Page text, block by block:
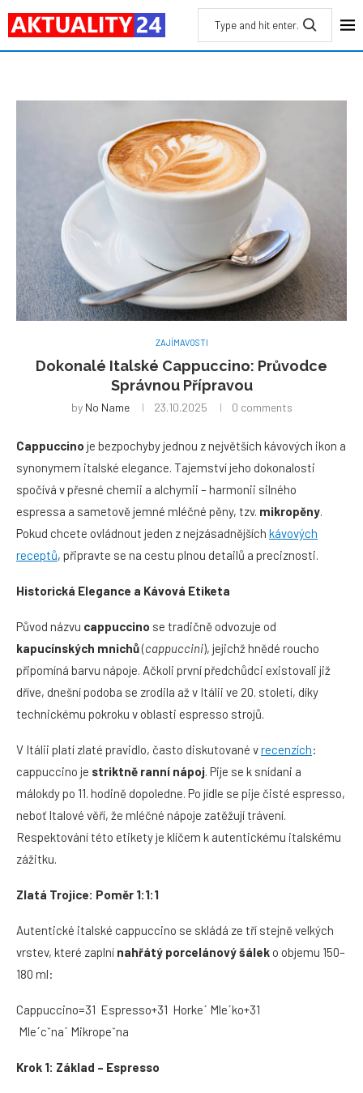
ZAJÍMAVOSTI
Dokonalé Italské Cappuccino: Průvodce
Správnou Přípravou
by No Name 23.10.2025 0 comments
Cappuccino je bezpochyby jednou z největších kávových ikon a
synonymem italské elegance. Tajemství jeho dokonalosti
spočívá v přesné chemii a alchymii – harmonii silného
espressa a sametově jemné mléčné pěny, tzv. mikropěny.
Pokud chcete ovládnout jeden z nejzásadnějších kávových
receptů, připravte se na cestu plnou detailů a preciznosti.
Historická Elegance a Kávová Etiketa
Původ názvu cappuccino se tradičně odvozuje od
kapucínských mnichů(cappuccini), jejichž hnědé roucho
připomíná barvu nápoje. Ačkoli první předchůdci existovali již
dříve, dnešní podoba se zrodila až v Itálii ve 20. století, díky
technickému pokroku v oblasti espresso strojů.
V Itálii platí zlaté pravidlo, často diskutované vrecenzích:
cappuccino je striktně ranní nápoj. Pije se k snídani a
málokdy po 11. hodině dopoledne. Po jídle se pije čisté espresso,
neboť Italové věří, že mléčné nápoje zatěžují trávení.
Respektování této etikety je klíčem k autentickému italskému
zážitku.
Zlatá Trojice: Poměr 1:1:1
Autentické italské cappuccino se skládá ze tří stejně velkých
vrstev, které zaplní nahřátý porcelánový šálek o objemu 150–
180 ml:
Cappuccino=31 Espresso+31 Horkeˊ Mleˊko+31
Mleˊcˇnaˊ Mikropeˇna
Krok 1: Základ – Espresso